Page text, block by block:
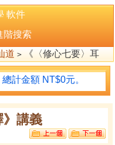
軟件
階搜索
道 > 《〈修心七要〉耳
計金額 NT$0元。
》講義